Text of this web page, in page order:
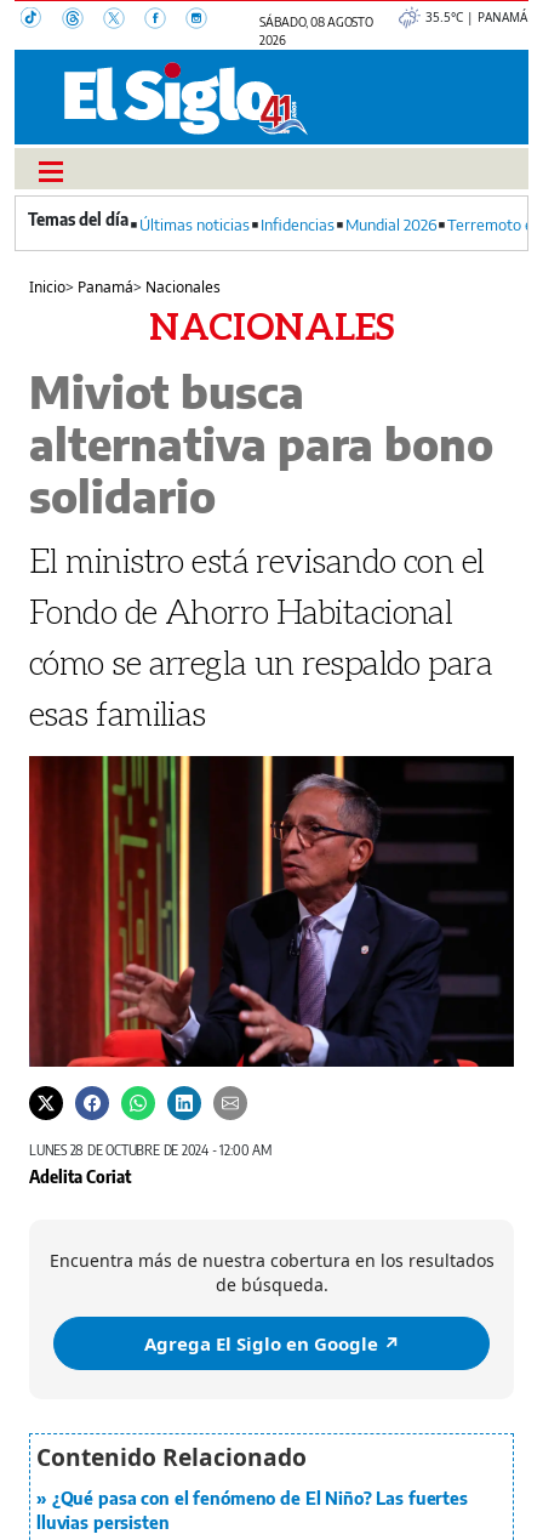
SÁBADO, 08 AGOSTO
2026
35.5°C | PANAMÁ
Últimas noticias Infidencias Mundial 2026 Terremoto
Inicio> Panamá> Nacionales
NACIONALES
Miviot busca
alternativa para bono
solidario
El ministro está revisando con el
Fondo de Ahorro Habitacional
cómo se arregla un respaldo para
esas familias
LUNES 28 DE OCTUBRE DE 2024 - 12:00 AM
Adelita Coriat
Encuentra más de nuestra cobertura en los resultados
de búsqueda.
Agrega El Siglo en Google ↗️
¿Qué pasa con el fenómeno de El Niño? Las fuertes
lluvias persisten